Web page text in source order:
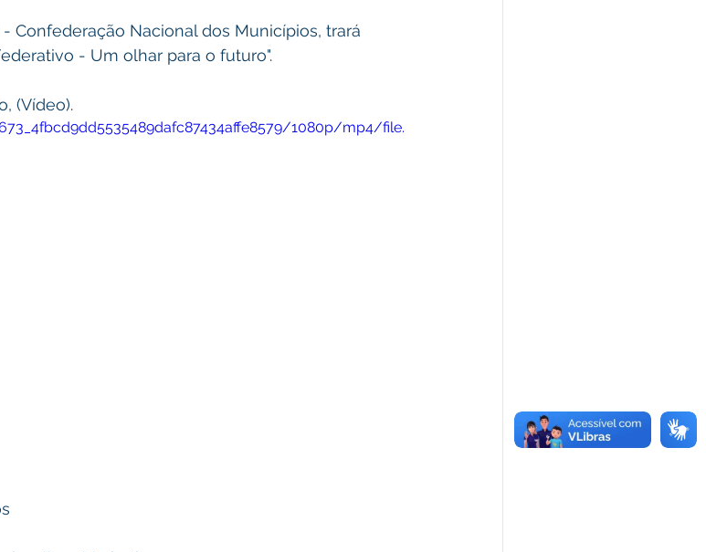
- Um olhar para o futuro".
(Vídeo).
1080p/mp4/file.